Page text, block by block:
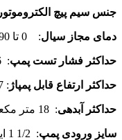
جنس سیم پیچ الکتروموتور
دمای مجاز سیال: 0 تا 90 درجه سانتی گراد
حداکثر فشار تست پمپ: 16 بار
حداکثر ارتفاع قابل پمپاژ : 97 متر
حداکثر آبدهی: 18 متر مکعب
سایز ورودی پمپ: 1/2 1 اینچ